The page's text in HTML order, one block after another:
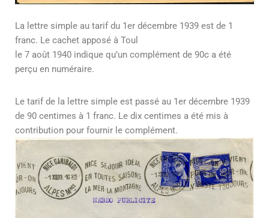
La lettre simple au tarif du 1er décembre 1939 est de 1
franc. Le cachet apposé à Toul
le 7 août 1940 indique qu’un complément de 90c a été
perçu en numéraire.
Le tarif de la lettre simple est passé au 1er décembre 1939
de 90 centimes à 1 franc. Le dix centimes a été mis à
contribution pour fournir le complément.